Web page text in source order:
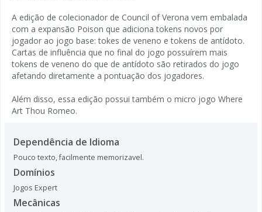
A edição de colecionador de Council of Verona vem embalada
com a expansão Poison que adiciona tokens novos por
jogador ao jogo base: tokes de veneno e tokens de antídoto.
Cartas de influência que no final do jogo possuírem mais
tokens de veneno do que de antídoto são retirados do jogo
afetando diretamente a pontuação dos jogadores.
Além disso, essa edição possui também o micro jogo Where
Art Thou Romeo.
Dependência de Idioma
Pouco texto, facilmente memorizavel.
Domínios
Jogos Expert
Mecânicas